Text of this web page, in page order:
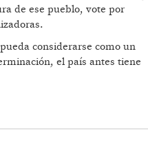
de ese pueblo, vote por
considerarse como un
el país antes tiene
MALVINAS